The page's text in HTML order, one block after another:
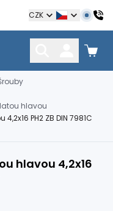
CZK
KOTEVNÍ TECHNIKA
hlavou
PH2 ZB DIN 7981C
hlavou 4,2x16